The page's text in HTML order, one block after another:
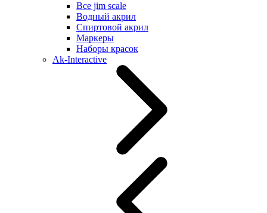
Все jim scale
Водный акрил
Спиртовой акрил
Маркеры
Наборы красок
Ak-Interactive